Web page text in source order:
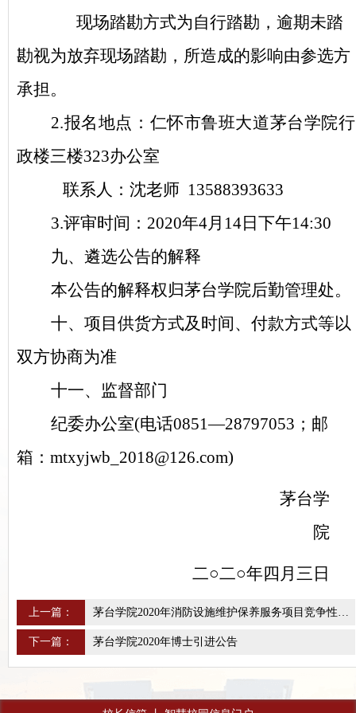
现场踏勘方式为自行踏勘，逾期未踏
勘视为放弃现场踏勘，所造成的影响由参选方
承担。
2.报名地点：仁怀市鲁班大道茅台学院行
政楼三楼323办公室
联系人：沈老师 13588393633
3.评审时间：2020年4月14日下午14:30
九、遴选公告的解释
本公告的解释权归茅台学院后勤管理处。
十、项目供货方式及时间、付款方式等以
双方协商为准
十一、监督部门
纪委办公室(电话0851—28797053；邮
箱：mtxyjwb_2018@126.com)
茅台学
院
二○二○年四月三日
上一篇： 茅台学院2020年消防设施维护保养服务项目竞争性比选公告
下一篇： 茅台学院2020年博士引进公告